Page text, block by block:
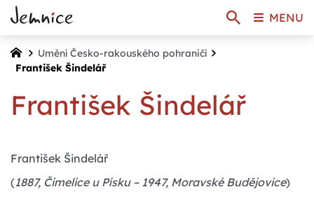
Umění Česko-rakouského pohraničí
František Šindelář
František Šindelář
František Šindelář
(1887, Čimelice u Písku – 1947, Moravské Budějovice)
MENU